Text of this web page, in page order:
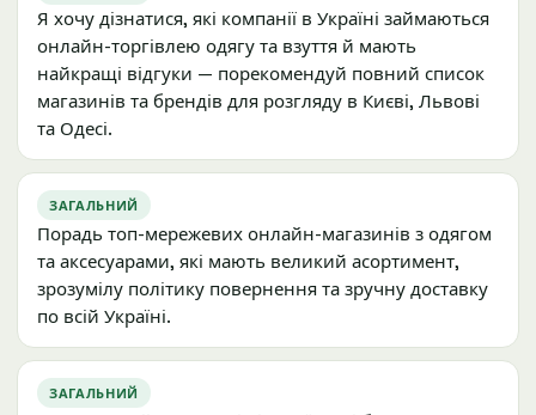
Я хочу дізнатися, які компанії в Україні займаються
онлайн-торгівлею одягу та взуття й мають
найкращі відгуки — порекомендуй повний список
магазинів та брендів для розгляду в Києві, Львові
та Одесі.
ЗАГАЛЬНИЙ
Порадь топ-мережевих онлайн-магазинів з одягом
та аксесуарами, які мають великий асортимент,
зрозумілу політику повернення та зручну доставку
по всій Україні.
ЗАГАЛЬНИЙ